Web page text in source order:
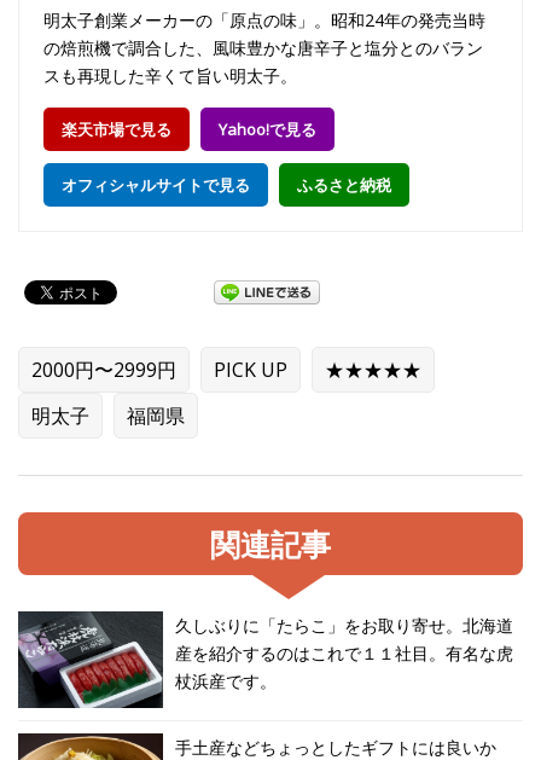
明太子創業メーカーの「原点の味」。昭和24年の発売当時
の焙煎機で調合した、風味豊かな唐辛子と塩分とのバラン
スも再現した辛くて旨い明太子。
楽天市場で見る Yahoo!で見る
オフィシャルサイトで見る ふるさと納税
2000円〜2999円 PICK UP
★★★★★
明太子
福岡県
関連記事
久しぶりに「たらこ」をお取り寄せ。北海道
産を紹介するのはこれで１１社目。有名な虎
杖浜産です。
手土産などちょっとしたギフトには良いか